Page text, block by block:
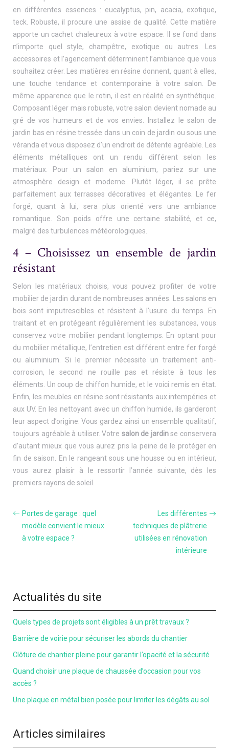
en différentes essences : eucalyptus, pin, acacia, exotique,
teck. Robuste, il procure une assise de qualité. Cette matière
apporte un cachet chaleureux à votre espace. Il se fond dans
n’importe quel style, champêtre, exotique ou autres. Les
accessoires et l’agencement déterminent l’ambiance que vous
souhaitez créer. Les matières en résine donnent, quant à elles,
une touche tendance et contemporaine à votre salon. De
même apparence que le rotin, il est en réalité en synthétique.
Composant léger mais robuste, votre salon devient nomade au
gré de vos humeurs et de vos envies. Installez le salon de
jardin bas en résine tressée dans un coin de jardin ou sous une
véranda et vous disposez d’un endroit de détente agréable. Les
éléments métalliques ont un rendu différent selon les
matériaux. Pour un salon en aluminium, pariez sur une
atmosphère design et moderne. Plutôt léger, il se prête
parfaitement aux terrasses décoratives et élégantes. Le fer
forgé, quant à lui, sera plus orienté vers une ambiance
romantique. Son poids offre une certaine stabilité, et ce,
malgré des turbulences météorologiques.
4 – Choisissez un ensemble de jardin
résistant
Selon les matériaux choisis, vous pouvez profiter de votre
mobilier de jardin durant de nombreuses années. Les salons en
bois sont imputrescibles et résistent à l’usure du temps. En
traitant et en protégeant régulièrement les substances, vous
conservez votre mobilier pendant longtemps. En optant pour
du mobilier métallique, l’entretien est différent entre fer forgé
ou aluminium. Si le premier nécessite un traitement anti-
corrosion, le second ne rouille pas et résiste à tous les
éléments. Un coup de chiffon humide, et le voici remis en état.
Enfin, les meubles en résine sont résistants aux intempéries et
aux UV. En les nettoyant avec un chiffon humide, ils garderont
leur aspect d’origine. Vous gardez ainsi un ensemble qualitatif,
toujours agréable à utiliser. Votre salon de jardinse conservera
d’autant mieux que vous aurez pris la peine de le protéger en
fin de saison. En le rangeant sous une housse ou en intérieur,
vous aurez plaisir à le ressortir l’année suivante, dès les
premiers rayons de soleil.
Portes de garage : quel
modèle convient le mieux
à votre espace ?
Les différentes
techniques de plâtrerie
utilisées en rénovation
intérieure
Actualités du site
Quels types de projets sont éligibles à un prêt travaux ?
Barrière de voirie pour sécuriser les abords du chantier
Clôture de chantier pleine pour garantir l’opacité et la sécurité
Quand choisir une plaque de chaussée d’occasion pour vos
accès ?
Une plaque en métal bien posée pour limiter les dégâts au sol
Articles similaires